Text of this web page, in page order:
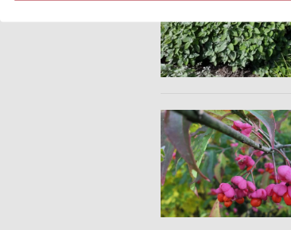
Použiť profily na výber prispôsobeného obsahu
Meranie výkonnosti reklamy
Pochopiť cieľové skupiny na základe štatistík alebo
Vývoj a zlepšovanie služieb
Použitie obmedzených údajov na výber obsahu